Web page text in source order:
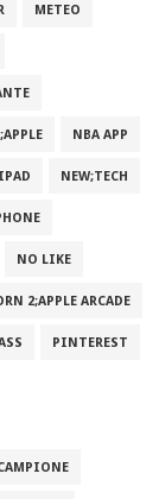
METEO
NBA APP
NEW;TECH
NO LIKE
2;APPLE ARCADE
PINTEREST